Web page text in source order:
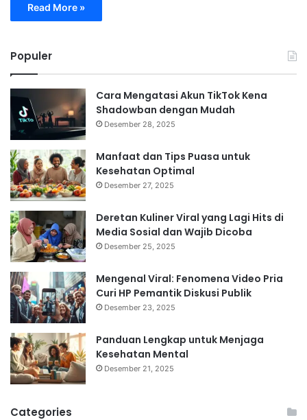
Read More »
Populer
Cara Mengatasi Akun TikTok Kena
Shadowban dengan Mudah
Desember 28, 2025
Manfaat dan Tips Puasa untuk
Kesehatan Optimal
Desember 27, 2025
Deretan Kuliner Viral yang Lagi Hits di
Media Sosial dan Wajib Dicoba
Desember 25, 2025
Mengenal Viral: Fenomena Video Pria
Curi HP Pemantik Diskusi Publik
Desember 23, 2025
Panduan Lengkap untuk Menjaga
Kesehatan Mental
Desember 21, 2025
Categories